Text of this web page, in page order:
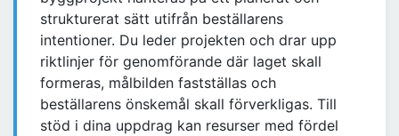
strukturerat sätt utifrån beställarens
intentioner. Du leder projekten och drar upp
riktlinjer för genomförande där laget skall
formeras, målbilden fastställas och
beställarens önskemål skall förverkligas. Till
stöd i dina uppdrag kan resurser med fördel